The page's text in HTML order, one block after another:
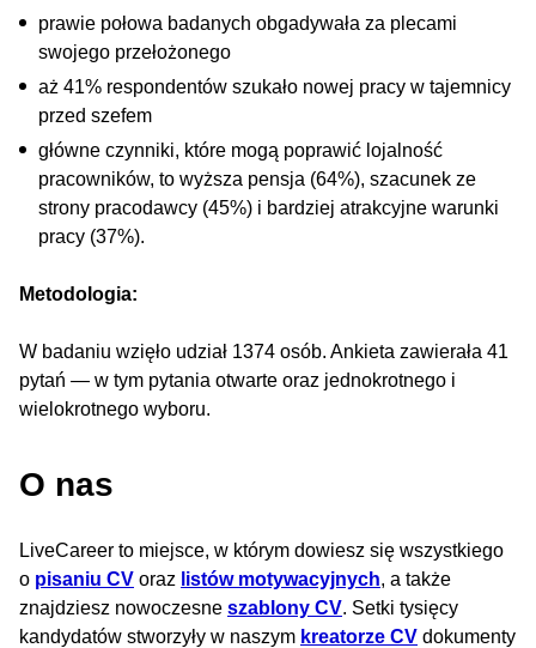
prawie połowa badanych obgadywała za plecami
swojego przełożonego
aż 41% respondentów szukało nowej pracy w tajemnicy
przed szefem
główne czynniki, które mogą poprawić lojalność
pracowników, to wyższa pensja (64%), szacunek ze
strony pracodawcy (45%) i bardziej atrakcyjne warunki
pracy (37%).
Metodologia:
W badaniu wzięło udział 1374 osób. Ankieta zawierała 41
pytań — w tym pytania otwarte oraz jednokrotnego i
wielokrotnego wyboru.
O nas
LiveCareer to miejsce, w którym dowiesz się wszystkiego
o pisaniu CV oraz listów motywacyjnych, a także
znajdziesz nowoczesne szablony CV. Setki tysięcy
kandydatów stworzyły w naszym kreatorze CV dokumenty